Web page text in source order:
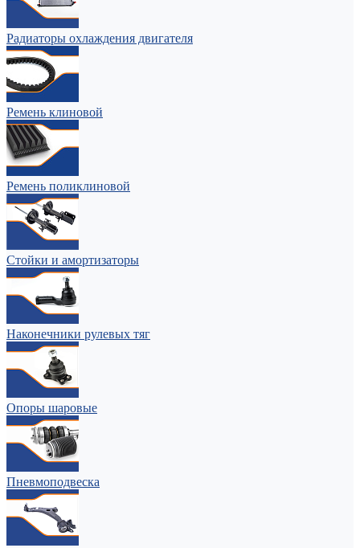
Радиаторы охлаждения двигателя
Ремень клиновой
Ремень поликлиновой
Стойки и амортизаторы
Наконечники рулевых тяг
Опоры шаровые
Пневмоподвеска